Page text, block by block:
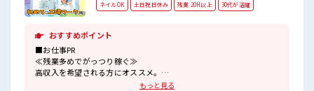
ネイルOK 土日祝日休み 残業 20H以上 30代が活躍
おすすめポイント
■お仕事PR
≪残業多めでがっつり稼ぐ≫
高収入を希望される方にオススメ。
残業は月20時間以上あります♪もっと見る